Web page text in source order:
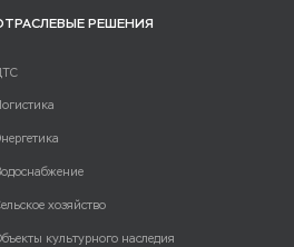
РЕШЕНИЯ
хозяйство
культурного наследия